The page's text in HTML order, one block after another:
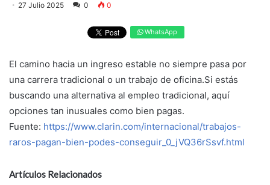
27 Julio 2025 0 0
WhatsApp
El camino hacia un ingreso estable no siempre pasa por
una carrera tradicional o un trabajo de oficina.Si estás
buscando una alternativa al empleo tradicional, aquí
opciones tan inusuales como bien pagas.
Fuente: https://www.clarin.com/internacional/trabajos-
raros-pagan-bien-podes-conseguir_0_jVQ36rSsvf.html
Artículos Relacionados